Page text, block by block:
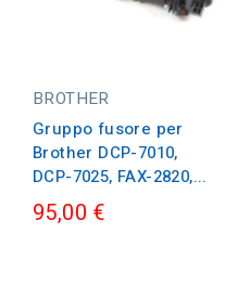
BROTHER
Gruppo fusore per
Brother DCP-7010,
DCP-7025, FAX-2820,...
95,00 €